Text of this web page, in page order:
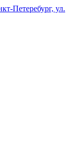
Петеребург, ул.